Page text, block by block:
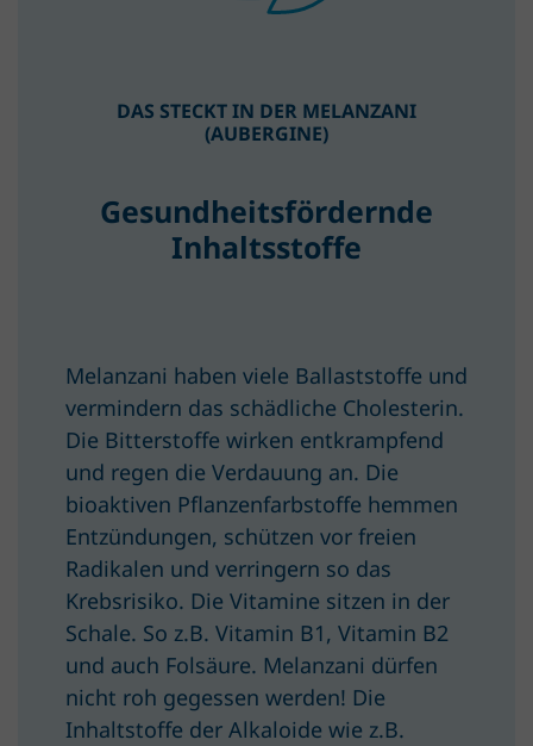
DAS STECKT IN DER MELANZANI
(AUBERGINE)
Gesundheitsfördernde
Inhaltsstoffe
Melanzani haben viele Ballaststoffe und
vermindern das schädliche Cholesterin.
Die Bitterstoffe wirken entkrampfend
und regen die Verdauung an. Die
bioaktiven Pflanzenfarbstoffe hemmen
Entzündungen, schützen vor freien
Radikalen und verringern so das
Krebsrisiko. Die Vitamine sitzen in der
Schale. So z.B. Vitamin B1, Vitamin B2
und auch Folsäure. Melanzani dürfen
nicht roh gegessen werden! Die
Inhaltstoffe der Alkaloide wie z.B.